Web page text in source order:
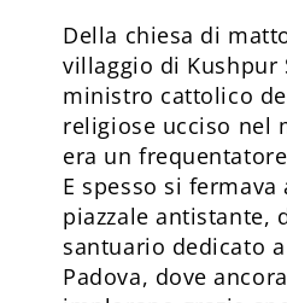
Della chiesa di
villaggio di Kushpur
ministro cattolico
religiose ucciso nel
era un
E spesso si fermava
piazzale antistante,
santuario dedicato
Padova, dove